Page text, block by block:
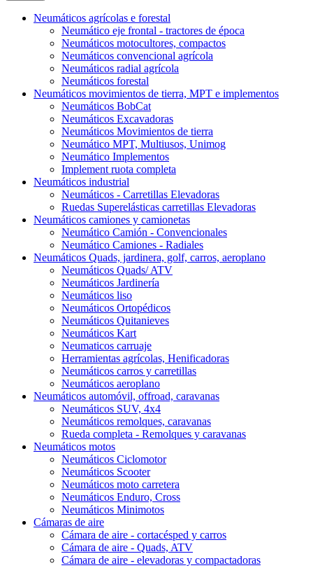
Neumáticos agrícolas e forestal
Neumático eje frontal - tractores de época
Neumáticos motocultores, compactos
Neumáticos convencional agrícola
Neumáticos radial agrícola
Neumáticos forestal
Neumáticos movimientos de tierra, MPT e implementos
Neumáticos BobCat
Neumáticos Excavadoras
Neumáticos Movimientos de tierra
Neumático MPT, Multiusos, Unimog
Neumático Implementos
Implement ruota completa
Neumáticos industrial
Neumáticos - Carretillas Elevadoras
Ruedas Superelásticas carretillas Elevadoras
Neumáticos camiones y camionetas
Neumático Camión - Convencionales
Neumático Camiones - Radiales
Neumáticos Quads, jardinera, golf, carros, aeroplano
Neumáticos Quads/ ATV
Neumáticos Jardinería
Neumáticos liso
Neumáticos Ortopédicos
Neumáticos Quitanieves
Neumáticos Kart
Neumaticos carruaje
Herramientas agrícolas, Henificadoras
Neumáticos carros y carretillas
Neumáticos aeroplano
Neumáticos automóvil, offroad, caravanas
Neumáticos SUV, 4x4
Neumáticos remolques, caravanas
Rueda completa - Remolques y caravanas
Neumáticos motos
Neumáticos Ciclomotor
Neumáticos Scooter
Neumáticos moto carretera
Neumáticos Enduro, Cross
Neumáticos Minimotos
Cámaras de aire
Cámara de aire - cortacésped y carros
Cámara de aire - Quads, ATV
Cámara de aire - elevadoras y compactadoras